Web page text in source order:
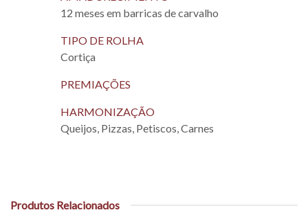
12 meses em barricas de carvalho
TIPO DE ROLHA
Cortiça
PREMIAÇÕES
HARMONIZAÇÃO
Queijos, Pizzas, Petiscos, Carnes
Produtos Relacionados